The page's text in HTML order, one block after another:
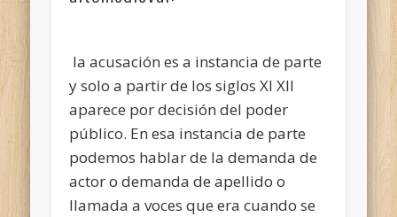
la acusación es a instancia de parte
y solo a partir de los siglos XI XII
aparece por decisión del poder
público. En esa instancia de parte
podemos hablar de la demanda de
actor o demanda de apellido o
llamada a voces que era cuando se